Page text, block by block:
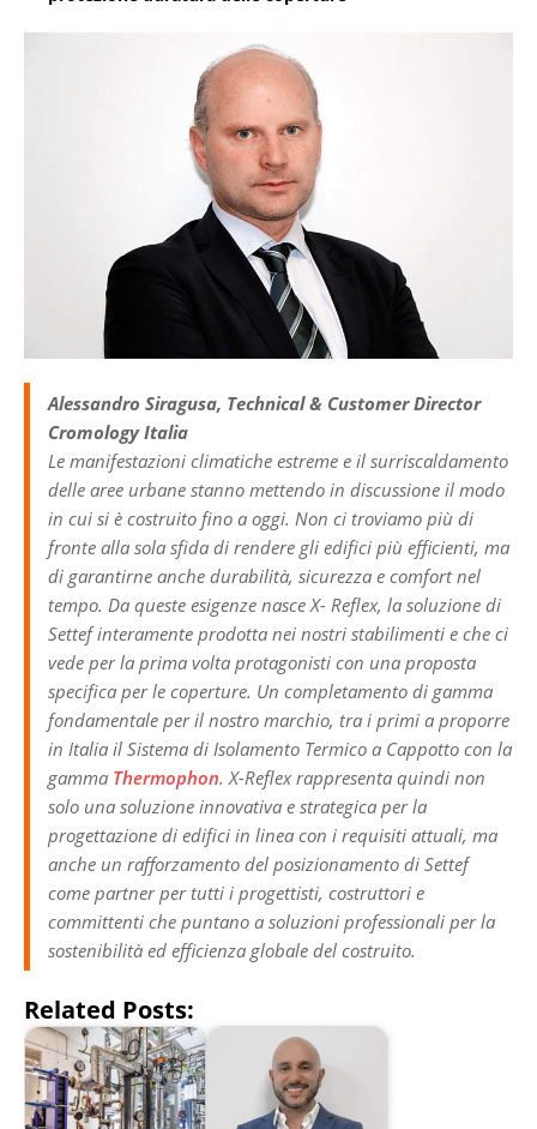
Alessandro Siragusa, Technical & Customer Director
Cromology Italia
Le manifestazioni climatiche estreme e il surriscaldamento
delle aree urbane stanno mettendo in discussione il modo
in cui si è costruito fino a oggi. Non ci troviamo più di
fronte alla sola sfida di rendere gli edifici più efficienti, ma
di garantirne anche durabilità, sicurezza e comfort nel
tempo. Da queste esigenze nasce X- Reflex, la soluzione di
Settef interamente prodotta nei nostri stabilimenti e che ci
vede per la prima volta protagonisti con una proposta
specifica per le coperture. Un completamento di gamma
fondamentale per il nostro marchio, tra i primi a proporre
in Italia il Sistema di Isolamento Termico a Cappotto con la
gamma Thermophon. X-Reflex rappresenta quindi non
solo una soluzione innovativa e strategica per la
progettazione di edifici in linea con i requisiti attuali, ma
anche un rafforzamento del posizionamento di Settef
come partner per tutti i progettisti, costruttori e
committenti che puntano a soluzioni professionali per la
sostenibilità ed efficienza globale del costruito.
Related Posts: